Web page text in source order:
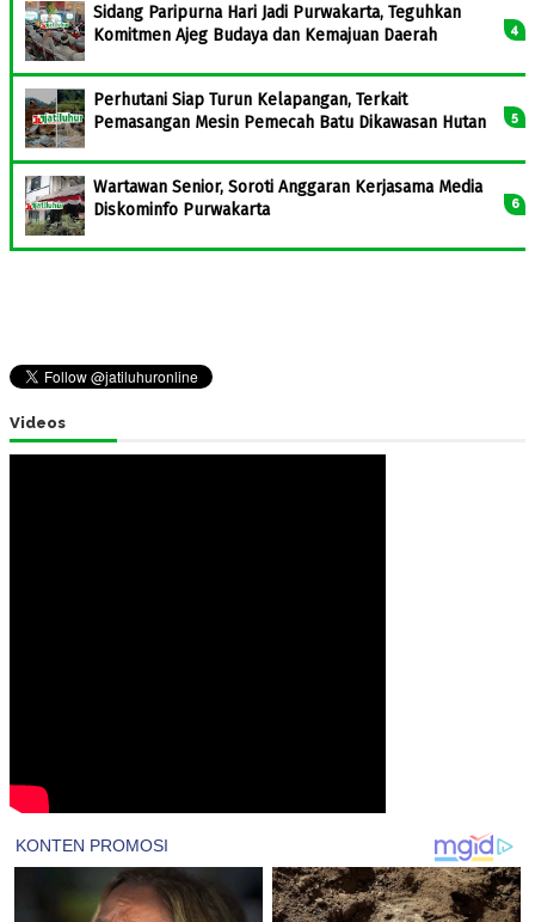
Sidang Paripurna Hari Jadi Purwakarta, Teguhkan
Komitmen Ajeg Budaya dan Kemajuan Daerah
Perhutani Siap Turun Kelapangan, Terkait
Pemasangan Mesin Pemecah Batu Dikawasan Hutan
Wartawan Senior, Soroti Anggaran Kerjasama Media
Diskominfo Purwakarta
Videos